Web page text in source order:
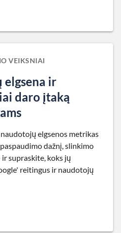
VEIKSNIAI
elgsena ir
daro įtaką
elgsenos metrikas
dažnį, slinkimo
supraskite, koks jų
reitingus ir naudotojų